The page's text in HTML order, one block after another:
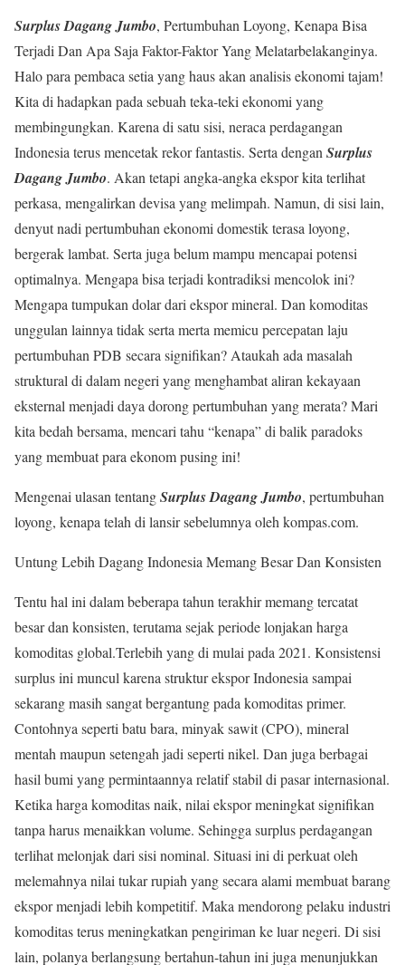
Surplus Dagang Jumbo, Pertumbuhan Loyong, Kenapa Bisa
Terjadi Dan Apa Saja Faktor-Faktor Yang Melatarbelakanginya.
Halo para pembaca setia yang haus akan analisis ekonomi tajam!
Kita di hadapkan pada sebuah teka-teki ekonomi yang
membingungkan. Karena di satu sisi, neraca perdagangan
Indonesia terus mencetak rekor fantastis. Serta dengan Surplus
Dagang Jumbo. Akan tetapi angka-angka ekspor kita terlihat
perkasa, mengalirkan devisa yang melimpah. Namun, di sisi lain,
denyut nadi pertumbuhan ekonomi domestik terasa loyong,
bergerak lambat. Serta juga belum mampu mencapai potensi
optimalnya. Mengapa bisa terjadi kontradiksi mencolok ini?
Mengapa tumpukan dolar dari ekspor mineral. Dan komoditas
unggulan lainnya tidak serta merta memicu percepatan laju
pertumbuhan PDB secara signifikan? Ataukah ada masalah
struktural di dalam negeri yang menghambat aliran kekayaan
eksternal menjadi daya dorong pertumbuhan yang merata? Mari
kita bedah bersama, mencari tahu “kenapa” di balik paradoks
yang membuat para ekonom pusing ini!
Mengenai ulasan tentangSurplus Dagang Jumbo, pertumbuhan
loyong, kenapa telah di lansir sebelumnya oleh kompas.com.
Untung Lebih Dagang Indonesia Memang Besar Dan Konsisten
Tentu hal ini dalam beberapa tahun terakhir memang tercatat
besar dan konsisten, terutama sejak periode lonjakan harga
komoditas global.Terlebih yang di mulai pada 2021. Konsistensi
surplus ini muncul karena struktur ekspor Indonesia sampai
sekarang masih sangat bergantung pada komoditas primer.
Contohnya seperti batu bara, minyak sawit (CPO), mineral
mentah maupun setengah jadi seperti nikel. Dan juga berbagai
hasil bumi yang permintaannya relatif stabil di pasar internasional.
Ketika harga komoditas naik, nilai ekspor meningkat signifikan
tanpa harus menaikkan volume. Sehingga surplus perdagangan
terlihat melonjak dari sisi nominal. Situasi ini di perkuat oleh
melemahnya nilai tukar rupiah yang secara alami membuat barang
ekspor menjadi lebih kompetitif. Maka mendorong pelaku industri
komoditas terus meningkatkan pengiriman ke luar negeri. Di sisi
lain, polanya berlangsung bertahun-tahun ini juga menunjukkan